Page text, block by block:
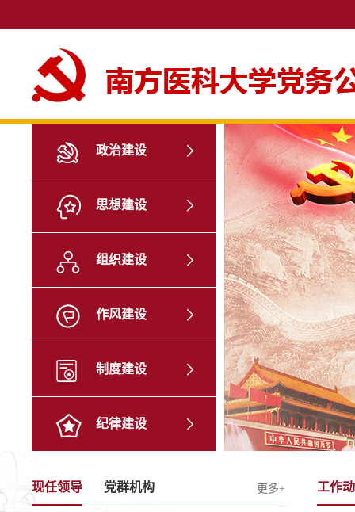
政治建设
思想建设
组织建设
作风建设
制度建设
纪律建设
现任领导 党群机构 更多+ 工作